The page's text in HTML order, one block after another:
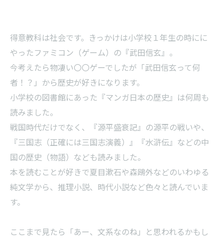
得意教科は社会です。きっかけは小学校１年生の時にに
やったファミコン（ゲーム）の『武田信玄』。
今考えたら物凄い〇〇ゲーでしたが「武田信玄って何
者！？」から歴史が好きになります。
小学校の図書館にあった『マンガ日本の歴史』は何周も
読みました。
戦国時代だけでなく、『源平盛衰記』の源平の戦いや、
『三国志（正確には三国志演義）』『水滸伝』などの中
国の歴史（物語）なども読みました。
本を読むことが好きで夏目漱石や森鴎外などのいわゆる
純文学から、推理小説、時代小説など色々と読んでいま
す。
ここまで見たら「あー、文系なのね」と思われるかもし